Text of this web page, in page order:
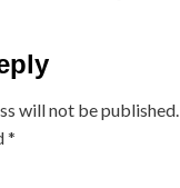
will not be published.
*